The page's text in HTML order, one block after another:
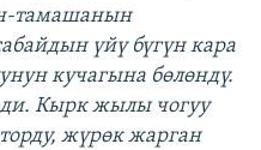
тамашанын
үйү бүгүн кара
кучагына бөлөндү.
Кырк жылы чогуу
жүрөк жарган